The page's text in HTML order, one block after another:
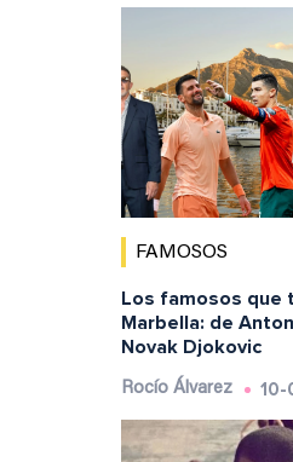
FAMOSOS
Los famosos que
Marbella: de
Novak Djokovic
Rocío Álvarez